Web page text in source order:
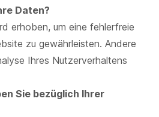
Daten?
erhoben, um eine fehlerfreie
zu gewährleisten. Andere
Ihres Nutzerverhaltens
Sie bezüglich Ihrer